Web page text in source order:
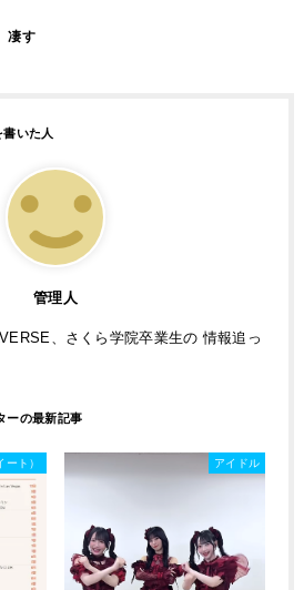
凄す
管理人
、さくら学院卒業生の 情報追っ
ト） アイドル